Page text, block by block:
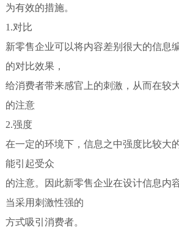
为有效的措施。
1.对比
新零售企业可以将内容差别很大的信息
的对比效果，
给消费者带来感官上的刺激，从而在较
的注意
2.强度
在一定的环境下，信息之中强度比较大
能引起受众
的注意。因此新零售企业在设计信息内
当采用刺激性强的
方式吸引消费者。